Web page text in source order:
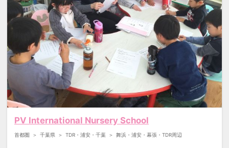
◆応募時に必要な”塾へのお支払い金額が
わかる画像”について
キャンペーンご応募時は塾へのお支払い金
額がわかる画像のご提出が必要になりま
す。以下5点がわかるものをご準備いただ
きますようお願いいたします。
①保護者様または生徒様の氏名 （姓名が
わかるもの）
②会社名または塾名
③書類発行日
④塾への支払金額または支払予定金額
の）
なお入塾時の支払い金額で条件を満たさない
場合は、数か月分の支払い金額(または支払い
予定金額)を含めていただいても問題ございま
せん。
＜塾のカテゴリ＞
①学習塾：塾ナビの塾紹介ページにて、授業
形式の箇所に「集団指導」または「個別指
導」と表示されている塾
②家庭教師：塾ナビの塾紹介ページにて、塾
名の上部に「家庭教師」と表示されている塾
③通信教育：塾ナビの塾紹介ページにて、授
業形式の箇所に「通信教育・ネット学習」と
表示されている塾
PV International Nursery School
首都圏 千葉県 TDR・浦安・千葉 舞浜・浦安・幕張・TDR周辺